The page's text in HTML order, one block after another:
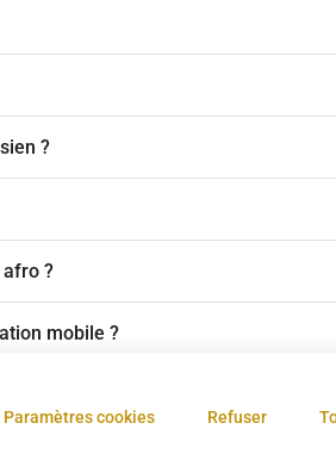
?
?
mobile ?
Paramètres cookies Refuser